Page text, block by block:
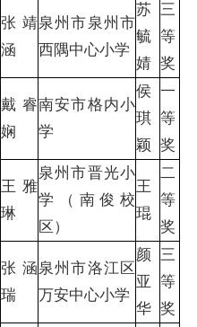
张靖
涵
泉州市泉州市
西隅中心小学
苏
毓
婧
三
等
奖
戴睿
娴
南安市格内小
学
侯
琪
颖
一
等
奖
王雅
琳
泉州市晋光小
学（南俊校
区）
王
琨
二
等
奖
张涵
瑞
泉州市洛江区
万安中心小学
颜
亚
华
三
等
奖